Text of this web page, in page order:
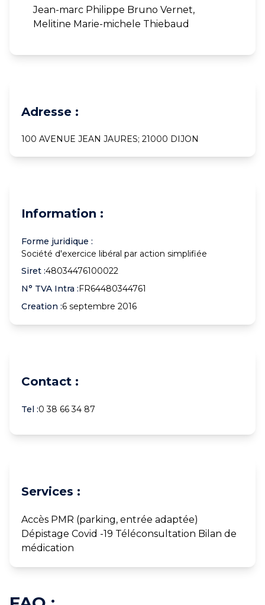
Jean-marc Philippe Bruno Vernet,
Melitine Marie-michele Thiebaud
Adresse :
100 AVENUE JEAN JAURES; 21000 DIJON
Information :
Forme juridique :
Société d'exercice libéral par action simplifiée
Siret :48034476100022
N° TVA Intra :FR64480344761
Creation :6 septembre 2016
Contact :
Tel :0 38 66 34 87
Services :
Accès PMR (parking, entrée adaptée)
Dépistage Covid -19 Téléconsultation Bilan de
médication